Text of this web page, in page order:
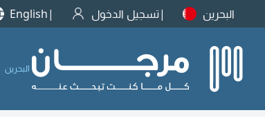
البحرين تسجيل الدخول English
البحرين